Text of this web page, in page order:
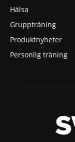
Hälsa
Gruppträning
Produktnyheter
Personlig träning